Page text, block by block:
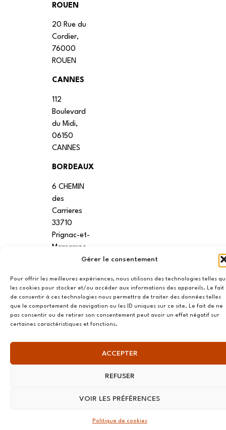
Gérer le consentement
Pour offrir les meilleures expériences, nous utilisons des technologies telles
les cookies pour stocker et/ou accéder aux informations des appareils. Le fait
de consentir à ces technologies nous permettra de traiter des données telles
que le comportement de navigation ou les ID uniques sur ce site. Le fait de ne
pas consentir ou de retirer son consentement peut avoir un effet négatif sur
certaines caractéristiques et fonctions.
ACCEPTER
REFUSER
VOIR LES PRÉFÉRENCES
Politique de cookies
ROUEN
20 Rue du
Cordier,
76000
ROUEN
CANNES
112
Boulevard
du Midi,
06150
CANNES
BORDEAUX
6 CHEMIN
des
Carrieres
33710
Prignac-et-
Marcamps
7 rue des
écoles
34790
Grabels